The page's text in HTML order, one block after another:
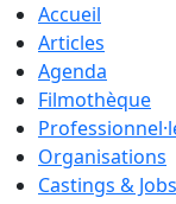
Accueil
Articles
Agenda
Filmothèque
Organisations
Castings & Jobs